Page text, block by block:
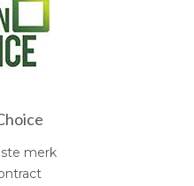
merk